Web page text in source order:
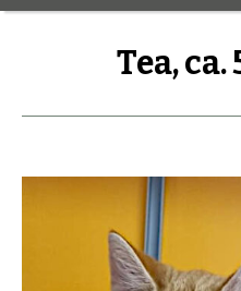
Tea, ca.